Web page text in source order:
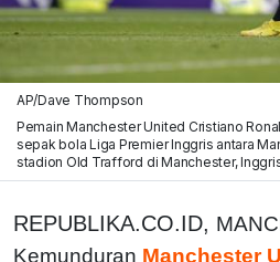
AP/Dave Thompson
Pemain Manchester United Cristiano
sepak bola Liga Premier Inggris antara
stadion Old Trafford di Manchester,
REPUBLIKA.CO.ID,
Kemunduran Manchester